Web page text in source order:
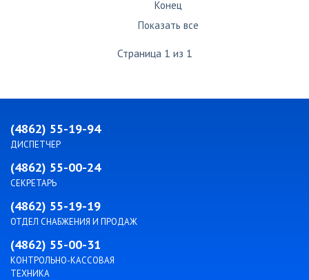
Конец
Показать все
Страница 1 из 1
(4862) 55-19-94
ДИСПЕТЧЕР
(4862) 55-00-24
СЕКРЕТАРЬ
(4862) 55-19-19
ОТДЕЛ СНАБЖЕНИЯ И ПРОДАЖ
(4862) 55-00-31
КОНТРОЛЬНО-КАССОВАЯ
ТЕХНИКА